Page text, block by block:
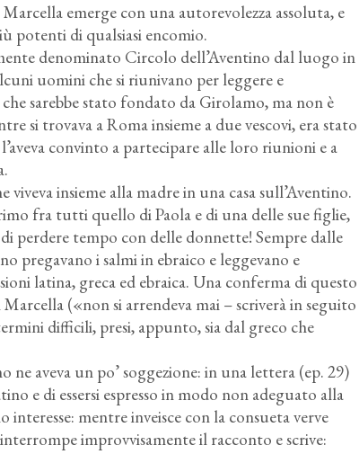
emerge con una autorevolezza assoluta, e
potenti di qualsiasi encomio.
denominato Circolo dell’Aventino dal luogo in
uomini che si riunivano per leggere e
sarebbe stato fondato da Girolamo, ma non è
si trovava a Roma insieme a due vescovi, era stato
convinto a partecipare alle loro riunioni e a
insieme alla madre in una casa sull’Aventino.
fra tutti quello di Paola e di una delle sue figlie,
perdere tempo con delle donnette! Sempre dalle
pregavano i salmi in ebraico e leggevano e
latina, greca ed ebraica. Una conferma di questo
(«non si arrendeva mai – scriverà in seguito
difficili, presi, appunto, sia dal greco che
aveva un po’ soggezione: in una lettera (ep. 29)
e di essersi espresso in modo non adeguato alla
mentre inveisce con la consueta verve
improvvisamente il racconto e scrive: